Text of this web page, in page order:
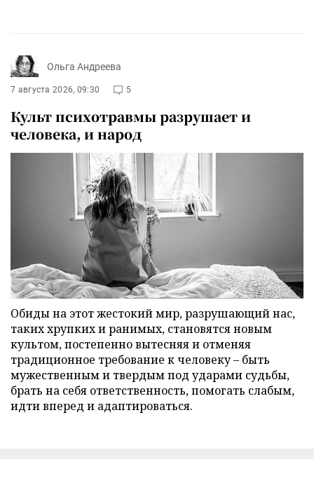
Ольга Андреева
7 августа 2026, 09:30 5
Культ психотравмы разрушает и
человека, и народ
Обиды на этот жестокий мир, разрушающий нас,
таких хрупких и ранимых, становятся новым
культом, постепенно вытесняя и отменяя
традиционное требование к человеку – быть
мужественным и твердым под ударами судьбы,
брать на себя ответственность, помогать слабым,
идти вперед и адаптироваться.